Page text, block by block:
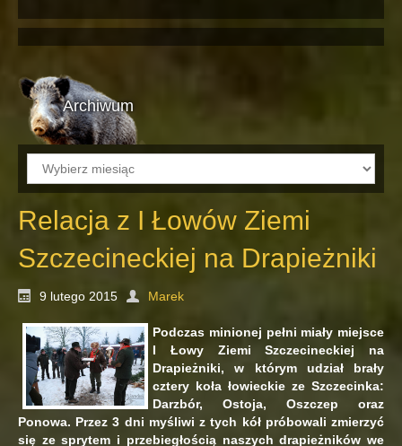
Archiwum
Archiwum
Relacja z I Łowów Ziemi
Szczecineckiej na Drapieżniki
9 lutego 2015 Marek
Podczas minionej pełni miały miejsce
I Łowy Ziemi Szczecineckiej na
Drapieżniki, w którym udział brały
cztery koła łowieckie ze Szczecinka:
Darzbór, Ostoja, Oszczep oraz
Ponowa. Przez 3 dni myśliwi z tych kół próbowali zmierzyć
się ze sprytem i przebiegłością naszych drapieżników we